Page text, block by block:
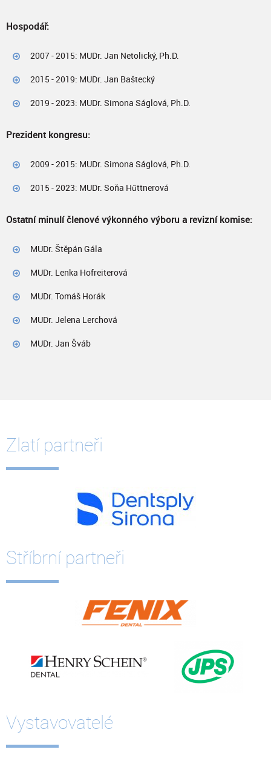
Hospodář:
2007 - 2015: MUDr. Jan Netolický, Ph.D.
2015 - 2019: MUDr. Jan Baštecký
2019 - 2023: MUDr. Simona Ságlová, Ph.D.
Prezident kongresu:
2009 - 2015: MUDr. Simona Ságlová, Ph.D.
2015 - 2023: MUDr. Soňa Hűttnerová
Ostatní minulí členové výkonného výboru a revizní komise:
MUDr. Štěpán Gála
MUDr. Lenka Hofreiterová
MUDr. Tomáš Horák
MUDr. Jelena Lerchová
MUDr. Jan Šváb
Zlatí partneři
Stříbrní partneři
Vystavovatelé